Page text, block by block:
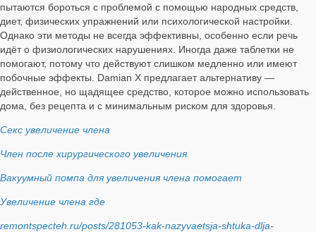
пытаются бороться с проблемой с помощью народных средств,
диет, физических упражнений или психологической настройки.
Однако эти методы не всегда эффективны, особенно если речь
идёт о физиологических нарушениях. Иногда даже таблетки не
помогают, потому что действуют слишком медленно или имеют
побочные эффекты. Damian X предлагает альтернативу —
действенное, но щадящее средство, которое можно использовать
дома, без рецепта и с минимальным риском для здоровья.
Секс увеличение члена
Член после хирургического увеличения
Вакуумный помпа для увеличения члена помогает
Увеличение члена где
remontspecteh.ru/posts/281053-kak-nazyvaetsja-shtuka-dlja-